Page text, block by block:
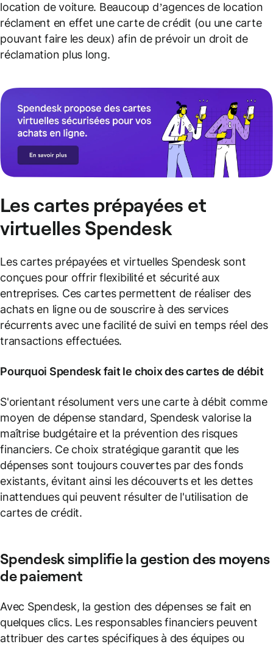
location de voiture. Beaucoup d’agences de location
réclament en effet une carte de crédit (ou une carte
pouvant faire les deux) afin de prévoir un droit de
réclamation plus long.
Les cartes prépayées et
virtuelles Spendesk
Les cartes prépayées et virtuelles Spendesk sont
conçues pour offrir flexibilité et sécurité aux
entreprises. Ces cartes permettent de réaliser des
achats en ligne ou de souscrire à des services
récurrents avec une facilité de suivi en temps réel des
transactions effectuées.
Pourquoi Spendesk fait le choix descartes de débit
S'orientant résolument vers une carte à débit comme
moyen de dépense standard, Spendesk valorise la
maîtrise budgétaire et la prévention des risques
financiers. Ce choix stratégique garantit que les
dépenses sont toujours couvertes par des fonds
existants, évitant ainsi les découverts et les dettes
inattendues qui peuvent résulter de l'utilisation de
cartes de crédit.
Spendesk simplifie la gestion des moyens
de paiement
Avec Spendesk, la gestion des dépenses se fait en
quelques clics. Les responsables financiers peuvent
attribuer des cartes spécifiques à des équipes ou